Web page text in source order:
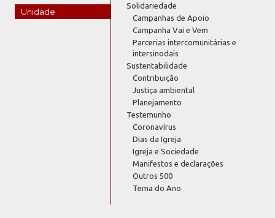
Unidade
Solidariedade
Campanhas de Apoio
Campanha Vai e Vem
Parcerias intercomunitárias e
intersinodais
Sustentabilidade
Contribuição
Justiça ambiental
Planejamento
Testemunho
Coronavírus
Dias da Igreja
Igreja e Sociedade
Manifestos e declarações
Outros 500
Tema do Ano